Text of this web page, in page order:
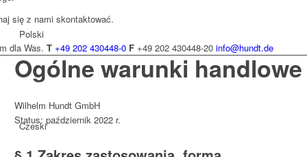
Polski
Czeski
się z nami skontaktować.
dla Was. T +49 202 430448-0 F +49 202 430448-20 info@hundt.de
Ogólne warunki handlowe
Wilhelm Hundt GmbH
Status: październik 2022 r.